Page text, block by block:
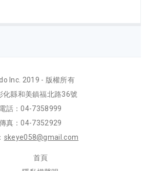
Inc. 2019 - 版權所有
化縣和美鎮福北路36號
電話：04-7358999
真：04-7352929
skeye058@gmail.com
首頁